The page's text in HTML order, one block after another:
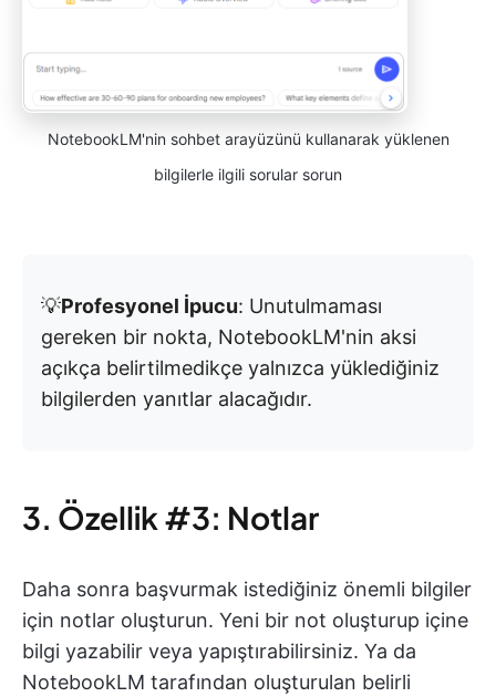
NotebookLM'nin sohbet arayüzünü kullanarak yüklenen
bilgilerle ilgili sorular sorun
💡Profesyonel İpucu: Unutulmaması
gereken bir nokta, NotebookLM'nin aksi
açıkça belirtilmedikçe yalnızca yüklediğiniz
bilgilerden yanıtlar alacağıdır.
3. Özellik #3: Notlar
Daha sonra başvurmak istediğiniz önemli bilgiler
için notlar oluşturun. Yeni bir not oluşturup içine
bilgi yazabilir veya yapıştırabilirsiniz. Ya da
NotebookLM tarafından oluşturulan belirli